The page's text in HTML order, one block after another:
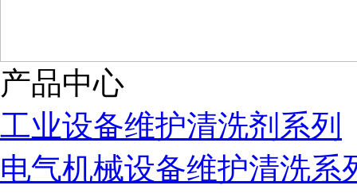
产品中心
工业设备维护清洗剂系列
电气机械设备维护清洗系